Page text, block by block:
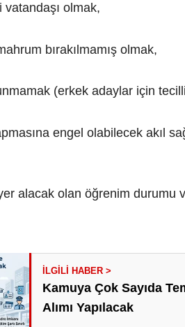
olmak,
bırakılmamış olmak,
(erkek adaylar için
engel olabilecek akıl
alacak olan öğrenim durumu
Kamuya Çok Sayıda
Alımı Yapılacak